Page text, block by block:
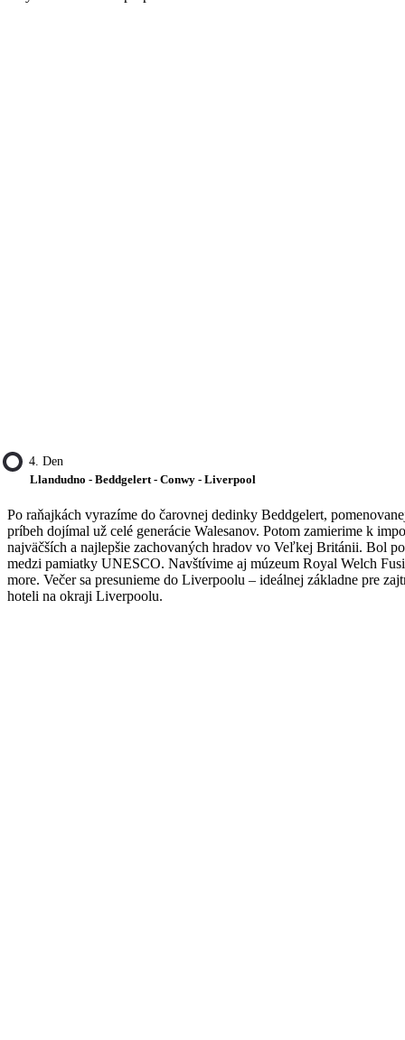
4. Den
Llandudno - Beddgelert - Conwy - Liverpool
Po raňajkách vyrazíme do čarovnej dedinky Beddgelert,
príbeh dojímal už celé generácie Walesanov. Potom zamierime k
najväčších a najlepšie zachovaných hradov vo Veľkej Británii. Bol
medzi pamiatky UNESCO. Navštívime aj múzeum Royal Welch
more. Večer sa presunieme do Liverpoolu – ideálnej základne pre
hoteli na okraji Liverpoolu.